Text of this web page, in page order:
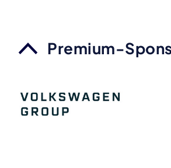
Premium-